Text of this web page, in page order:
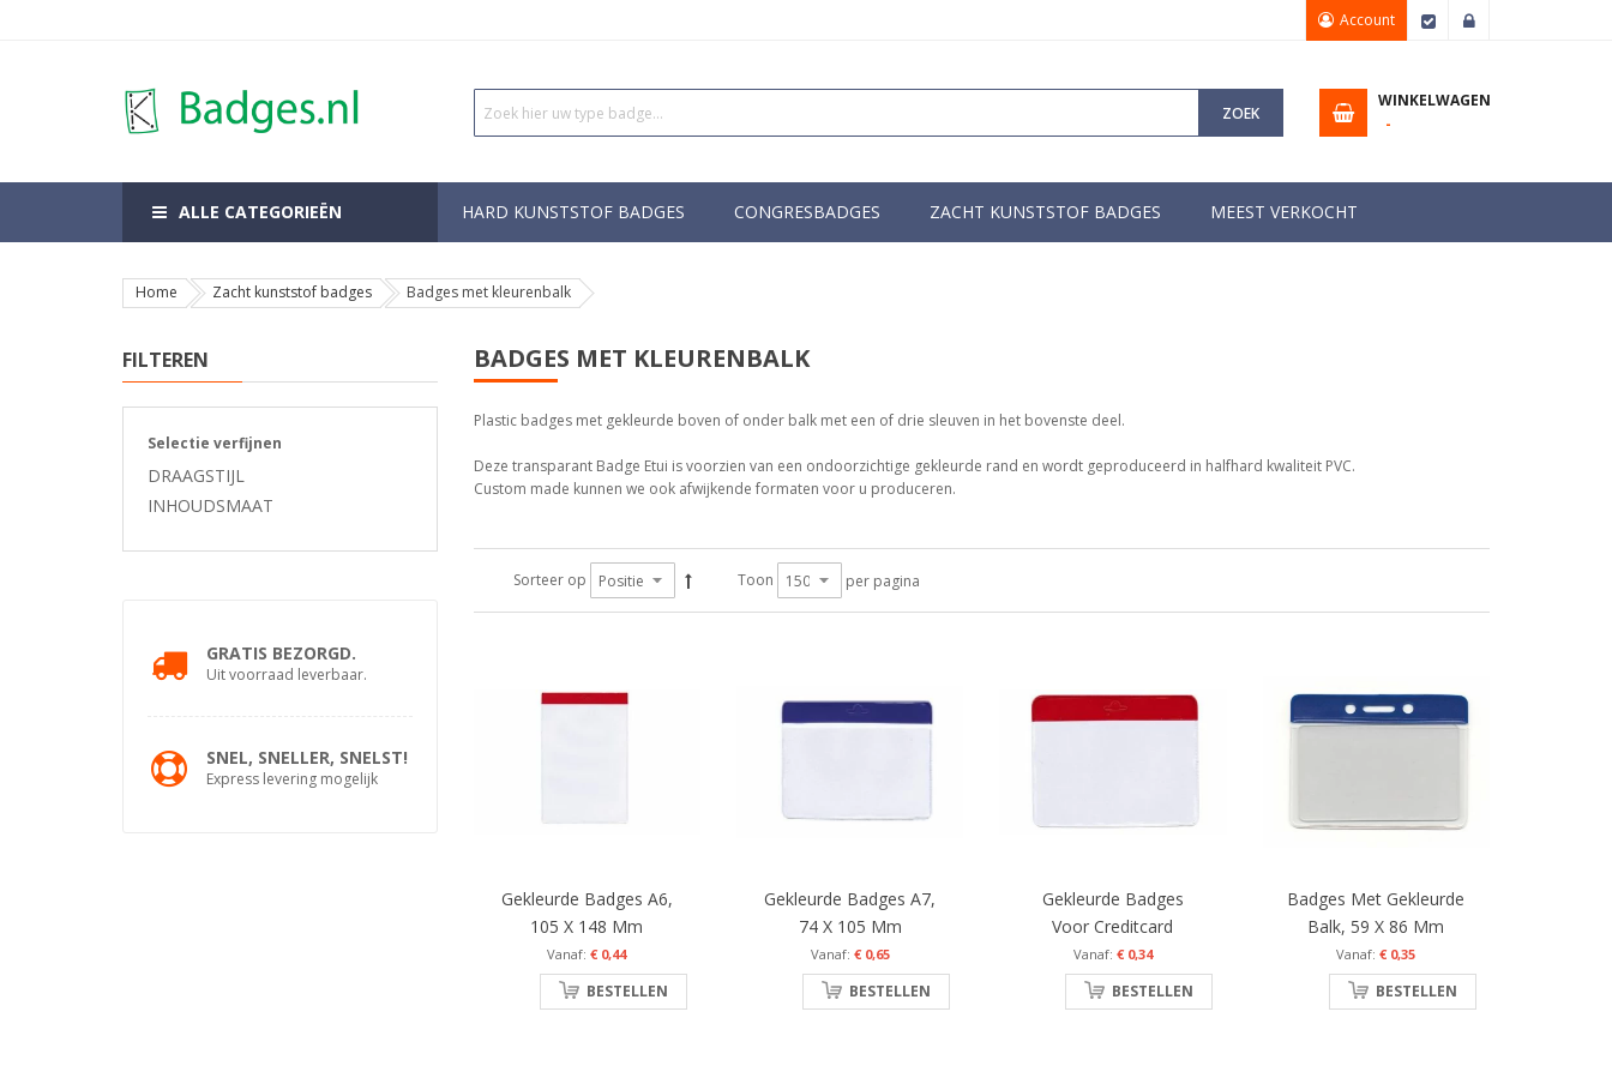
Account Afrekenen
ZOEK
WINKELWAGEN
ALLE CATEGORIEËN HARD KUNSTSTOF BADGES CONGRESBADGES ZACHT KUNSTSTOF BADGES MEEST VERKOCHT
Home Zacht kunststof badges Badges met kleurenbalk
BADGES MET KLEURENBALK
Plastic badges met gekleurde boven of onder balk met een of drie sleuven in het bovenste deel.
Deze transparant Badge Etui is voorzien van een ondoorzichtige gekleurde rand en wordt geproduceerd in halfhard kwaliteit PVC.
Custom made kunnen we ook afwijkende formaten voor u produceren.
Sorteer op Toon per pagina
Gekleurde Badges A6,
105 X 148 Mm
€ 0,44
BESTELLEN
Gekleurde Badges A7,
74 X 105 Mm
€ 0,65
BESTELLEN
Gekleurde Badges
Voor Creditcard
€ 0,34
BESTELLEN
Badges Met Gekleurde
Balk, 59 X 86 Mm
€ 0,35
BESTELLEN
FILTEREN
Selectie verfijnen
DRAAGSTIJL
INHOUDSMAAT
GRATIS BEZORGD.
Uit voorraad leverbaar.
SNEL, SNELLER, SNELST!
Express levering mogelijk